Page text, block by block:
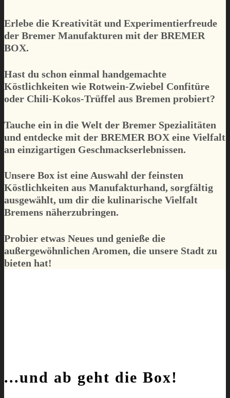
Erlebe die Kreativität und Experimentierfreude
der Bremer Manufakturen mit der BREMER
BOX.
Hast du schon einmal handgemachte
Köstlichkeiten wie Rotwein-Zwiebel Confitüre
oder Chili-Kokos-Trüffel aus Bremen probiert?
Tauche ein in die Welt der Bremer Spezialitäten
und entdecke mit der BREMER BOX eine Vielfalt
an einzigartigen Geschmackserlebnissen.
Unsere Box ist eine Auswahl der feinsten
Köstlichkeiten aus Manufakturhand, sorgfältig
ausgewählt, um dir die kulinarische Vielfalt
Bremens näherzubringen.
Probier etwas Neues und genieße die
außergewöhnlichen Aromen, die unsere Stadt zu
bieten hat!
...und ab geht die Box!